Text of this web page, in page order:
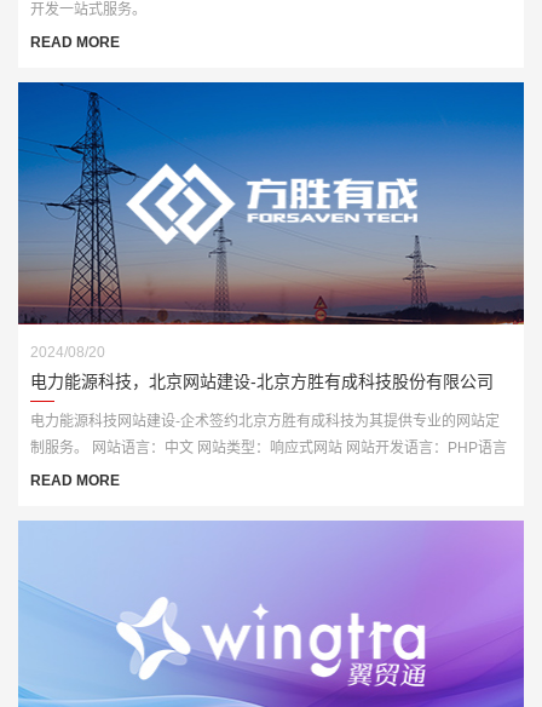
开发一站式服务。
READ MORE
2024/08/20
电力能源科技，北京网站建设-北京方胜有成科技股份有限公司
电力能源科技网站建设-企术签约北京方胜有成科技为其提供专业的网站定
制服务。 网站语言：中文 网站类型：响应式网站 网站开发语言：PHP语言
开发
READ MORE